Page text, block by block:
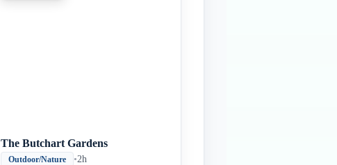
The Butchart Gardens
Outdoor/Nature •2h